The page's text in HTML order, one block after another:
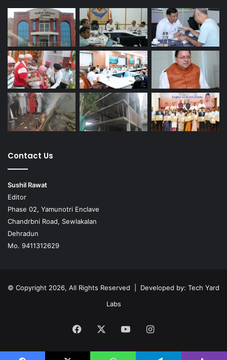
Contact Us
Sushil Rawat
Editor
Phase 02, Yamunotri Enclave
Chandrbni Road, Sewlakalan
Dehradun
Mo. 9411312629
© Copyright 2026, All Rights Reserved | Developed by: Tech Yard
Labs
Facebook YouTubeInstagram